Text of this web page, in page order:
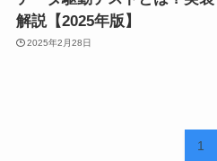
解説【2025年版】
2025年2月28日
1